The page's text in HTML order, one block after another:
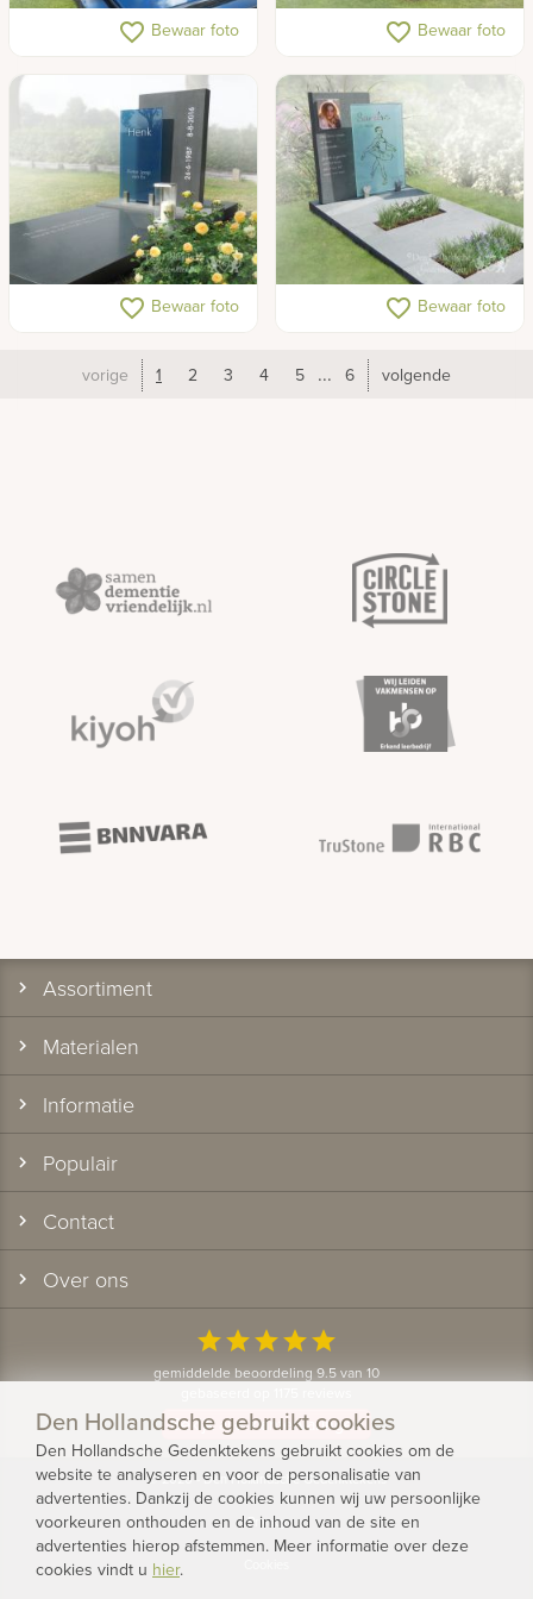
Moderne grafsteen met
twee glazen letterplaten
favorite_border Bewaar foto
Familiegraf glazen
favorite_border Bewaar foto
Grafsteen blauw glas
favorite_border Bewaar foto
Grafmonument jong en
favorite_border Bewaar foto
vorige 1 2 3 4 5 ... 6 volgende
Assortiment
Materialen
Informatie
Populair
Contact
Over ons
starstarstarstarstar
gemiddelde beoordeling 9.5 van 10
Bekijk alle klantervaringen
© 2026 - Den Hollandsche Gedenktekens
Privacy
Den Hollandsche gebruikt cookies
Den Hollandsche Gedenktekens gebruikt cookies om de
website te analyseren en voor de personalisatie van
advertenties. Dankzij de cookies kunnen wij uw persoonlijke
voorkeuren onthouden en de inhoud van de site en
advertenties hierop afstemmen. Meer informatie over deze
cookies vindt u hier.